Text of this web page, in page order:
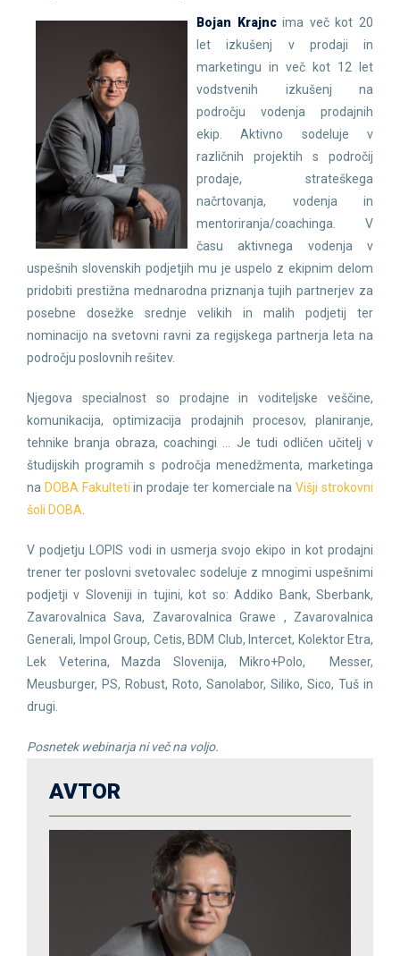
Bojan Krajncima več kot 20
let izkušenj v prodaji in
marketingu in več kot 12 let
vodstvenih izkušenj na
področju vodenja prodajnih
ekip. Aktivno sodeluje v
različnih projektih s področij
prodaje, strateškega
načrtovanja, vodenja in
mentoriranja/coachinga. V
času aktivnega vodenja v
uspešnih slovenskih podjetjih mu je uspelo z ekipnim delom
pridobiti prestižna mednarodna priznanja tujih partnerjev za
posebne dosežke srednje velikih in malih podjetij ter
nominacijo na svetovni ravni za regijskega partnerja leta na
področju poslovnih rešitev.
Njegova specialnost so prodajne in voditeljske veščine,
komunikacija, optimizacija prodajnih procesov, planiranje,
tehnike branja obraza, coachingi … Je tudi odličen učitelj v
študijskih programih s področja menedžmenta, marketinga
na DOBA Fakulteti in prodaje ter komerciale naVišji strokovni
šoli DOBA
V podjetju LOPIS vodi in usmerja svojo ekipo in kot prodajni
trener ter poslovni svetovalec sodeluje z mnogimi uspešnimi
podjetji v Sloveniji in tujini, kot so: Addiko Bank, Sberbank,
Zavarovalnica Sava, Zavarovalnica Grawe , Zavarovalnica
Generali, Impol Group, Cetis, BDM Club, Intercet, Kolektor Etra,
Lek Veterina, Mazda Slovenija, Mikro+Polo, Messer,
Meusburger, PS, Robust, Roto, Sanolabor, Siliko, Sico, Tuš in
drugi.
Posnetek webinarja ni več na voljo.
AVTOR